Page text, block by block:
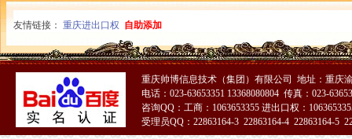
江北局代办一般纳税人结合验照工作进一步落实就业再就业优惠政策
酉县城北工商所四举措力推进信用信息化
市一般纳税人公司条件局消保处认真贯彻落实全国工商系统食品安全监管工作
九龙坡局一般纳税人认定标准三管齐下为企业服务
经开区局一般纳税人怎么交税四条措施确保集中年检有序进行
潼南局一般纳税人公司条件出台六项措施扎实开展推进社会主义新农村建设工作
市一般纳税人公司注册局认真贯彻落实市领导批示精 严格整广播电视保健食品
江津局“三结合”代办一般纳税人扎实开展验照工作
友情链接： 重庆进出口权 自助添加
重庆帅博信息技术（集团）有限公司 地址：重庆
电话：023-63653351 13368080804 传真：023-
咨询QQ：工商：1063653355 进出口权：
受理员QQ：22863164-3 22863164-4 22863164-5